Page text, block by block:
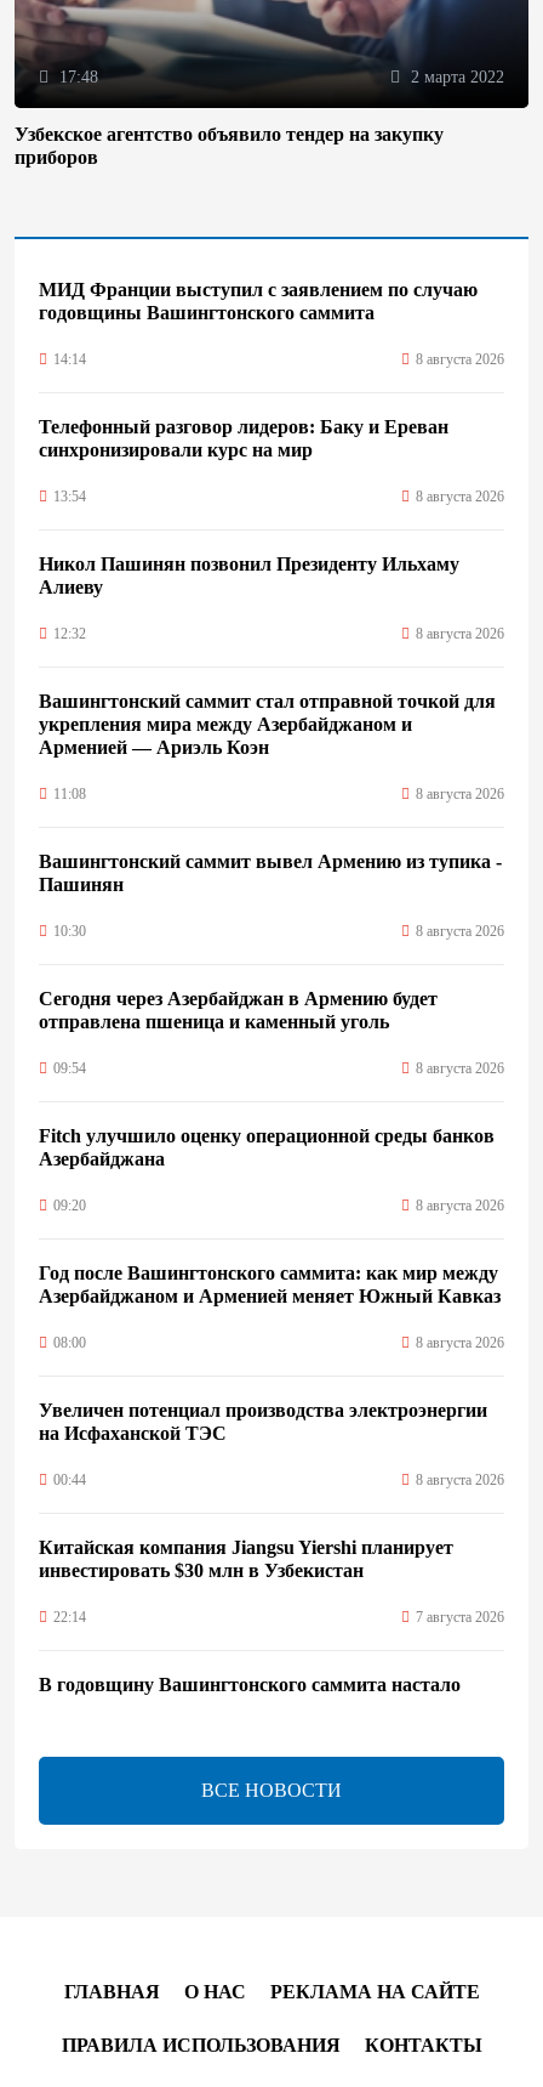
17:48 2 марта 2022
Узбекское агентство объявило тендер на закупку
приборов
МИД Франции выступил с заявлением по случаю
годовщины Вашингтонского саммита
14:14 8 августа 2026
Телефонный разговор лидеров: Баку и Ереван
синхронизировали курс на мир
13:54 8 августа 2026
Никол Пашинян позвонил Президенту Ильхаму
Алиеву
12:32 8 августа 2026
Вашингтонский саммит стал отправной точкой для
укрепления мира между Азербайджаном и
Арменией — Ариэль Коэн
11:08 8 августа 2026
Вашингтонский саммит вывел Армению из тупика -
Пашинян
10:30 8 августа 2026
Сегодня через Азербайджан в Армению будет
отправлена пшеница и каменный уголь
09:54 8 августа 2026
Fitch улучшило оценку операционной среды банков
Азербайджана
09:20 8 августа 2026
Год после Вашингтонского саммита: как мир между
Азербайджаном и Арменией меняет Южный Кавказ
08:00 8 августа 2026
Увеличен потенциал производства электроэнергии
на Исфаханской ТЭС
00:44 8 августа 2026
Китайская компания Jiangsu Yiershi планирует
инвестировать $30 млн в Узбекистан
22:14 7 августа 2026
В годовщину Вашингтонского саммита настало
Минфин Азербайджана отчитался о работе,
проделанной в I полугодии
17:20 7 августа 2026
ВСЕ НОВОСТИ
ГЛАВНАЯ О НАС РЕКЛАМА НА САЙТЕ
ПРАВИЛА ИСПОЛЬЗОВАНИЯ КОНТАКТЫ